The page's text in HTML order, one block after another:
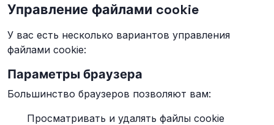
Управление файлами cookie
У вас есть несколько вариантов управления
файлами cookie:
Параметры браузера
Большинство браузеров позволяют вам:
Просматривать и удалять файлы cookie